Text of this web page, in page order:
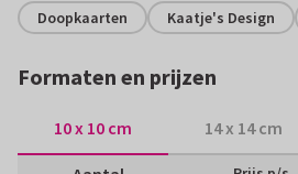
Doopkaarten Kaatje's Design
Formaten en prijzen
10 x 10 cm 14 x 14 cm